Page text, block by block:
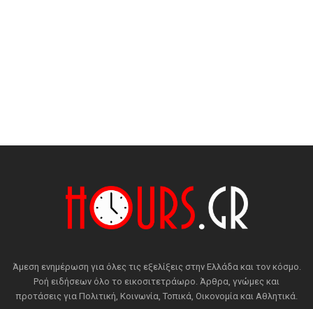
Άμεση ενημέρωση για όλες τις εξελίξεις στην Ελλάδα και τον κόσμο.
Ροή ειδήσεων όλο το εικοσιτετράωρο. Άρθρα, γνώμες και
προτάσεις για Πολιτική, Κοινωνία, Τοπικά, Οικονομία και Αθλητικά.